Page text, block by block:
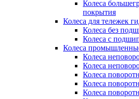
Колеса
покрытия
Колеса для тележек
Колеса без
Колеса с
Колеса
Колеса
Колеса
Колеса
Колеса
Колеса